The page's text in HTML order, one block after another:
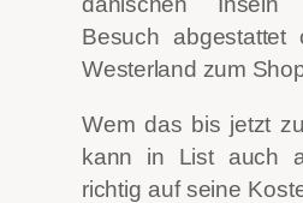
Besuch
Westerland zum
Wem das bis jetzt
kann in List auch
richtig auf seine